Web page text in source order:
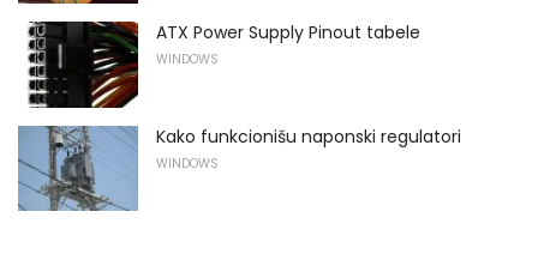
ATX Power Supply Pinout tabele
WINDOWS
Kako funkcionišu naponski regulatori
WINDOWS